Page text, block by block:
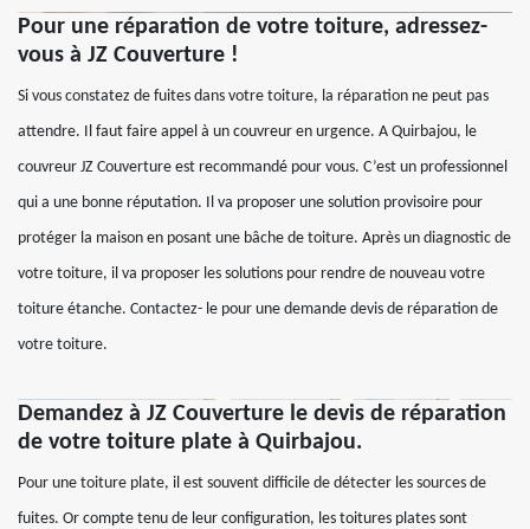
Pour une réparation de votre toiture, adressez-
vous à JZ Couverture !
Si vous constatez de fuites dans votre toiture, la réparation ne peut pas
attendre. Il faut faire appel à un couvreur en urgence. A Quirbajou, le
couvreur JZ Couverture est recommandé pour vous. C’est un professionnel
qui a une bonne réputation. Il va proposer une solution provisoire pour
protéger la maison en posant une bâche de toiture. Après un diagnostic de
votre toiture, il va proposer les solutions pour rendre de nouveau votre
toiture étanche. Contactez- le pour une demande devis de réparation de
votre toiture.
Demandez à JZ Couverture le devis de réparation
de votre toiture plate à Quirbajou.
Pour une toiture plate, il est souvent difficile de détecter les sources de
fuites. Or compte tenu de leur configuration, les toitures plates sont